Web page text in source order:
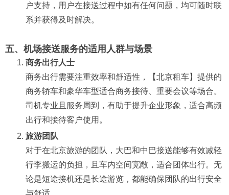
户支持，用户在接送过程中如有任何问题，均可随时联
系并获得及时解决。
五、机场接送服务的适用人群与场景
商务出行人士
商务出行需要注重效率和舒适性，【北京租车】提供的
商务轿车和豪华车型适合商务接待、重要会议等场合。
司机专业且服务周到，有助于提升企业形象，适合高频
出行和接待客户使用。
旅游团队
对于在北京旅游的团队，大巴和中巴接送能够有效减轻
行李搬运的负担，且车内空间宽敞，适合团体出行。无
论是短途接机还是长途游览，都能确保团队的出行安全